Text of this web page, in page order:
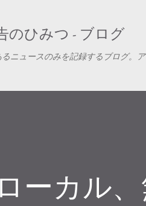
のひみつ - ブログ
ニュースのみを記録するブログ。
ーカル